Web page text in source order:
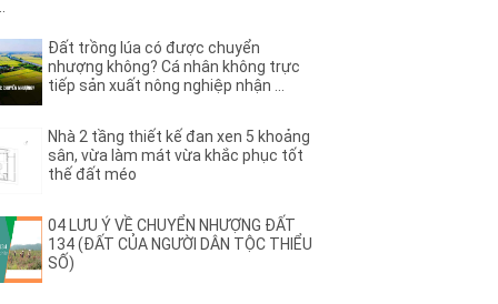
(44) Ama Pui(2)
(3) Ami Đoan(2)
Vương(8) Ân Phú(2)
B2(13)
B4
(1) Bạch Đằng(1)
Nghĩa (1) Bùi Huy Bích(3)
Xuân(1)
Đất trồng lúa có được chuyển
nhượng không? Cá nhân không trực
tiếp sản xuất nông nghiệp nhận ...
Nhà 2 tầng thiết kế đan xen 5 khoảng
sân, vừa làm mát vừa khắc phục tốt
thế đất méo
04 LƯU Ý VỀ CHUYỂN NHƯỢNG ĐẤT
134 (ĐẤT CỦA NGƯỜI DÂN TỘC THIỂU
SỐ)